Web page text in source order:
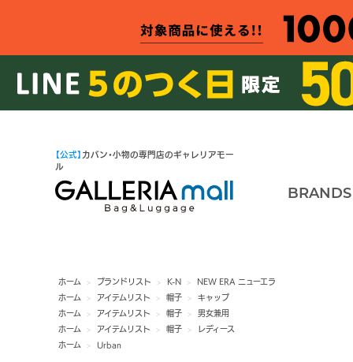
【公式】 カバン・小物の専門店のギャレリアモー
ル
BRANDS
ホーム > ブランドリスト > K-N >
NEW ERA ニューエラ
ホーム
> アイテムリスト > 帽子 >
キャップ
ホーム
> アイテムリスト > 帽子 >
男女兼用
ホーム
> アイテムリスト > 帽子 >
レディース
ホーム
> Urban